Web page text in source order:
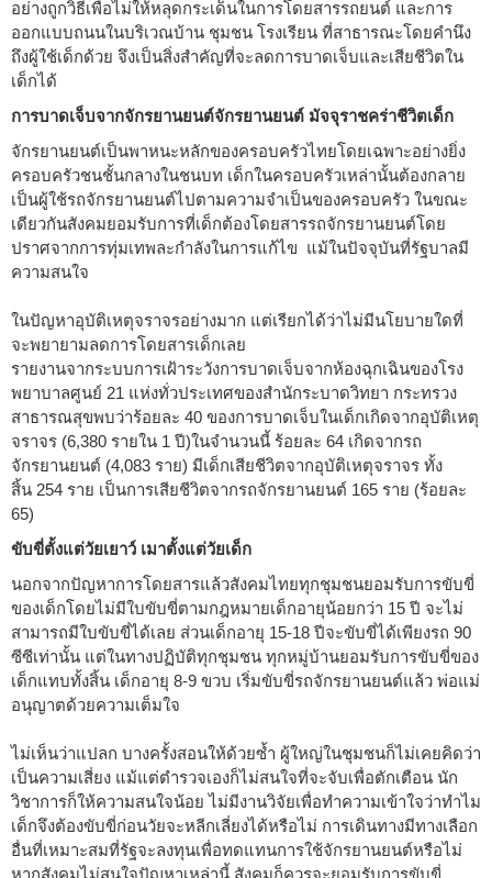
อย่างถูกวิธีเพื่อไม่ให้หลุดกระเด็นในการโดยสารรถยนต์ และการ
ออกแบบถนนในบริเวณบ้าน ชุมชน โรงเรียน ที่สาธารณะโดยคำนึง
ถึงผู้ใช้เด็กด้วย จึงเป็นสิ่งสำคัญที่จะลดการบาดเจ็บและเสียชีวิตใน
เด็กได้
การบาดเจ็บจากจักรยานยนต์จักรยานยนต์ มัจจุราชคร่าชีวิตเด็ก
จักรยานยนต์เป็นพาหนะหลักของครอบครัวไทยโดยเฉพาะอย่างยิ่ง
ครอบครัวชนชั้นกลางในชนบท เด็กในครอบครัวเหล่านั้นต้องกลาย
เป็นผู้ใช้รถจักรยานยนต์ไปตามความจำเป็นของครอบครัว ในขณะ
เดียวกันสังคมยอมรับการที่เด็กต้องโดยสารรถจักรยานยนต์โดย
ปราศจากการทุ่มเทพละกำลังในการแก้ไข แม้ในปัจจุบันที่รัฐบาลมี
ความสนใจ
ในปัญหาอุบัติเหตุจราจรอย่างมาก แต่เรียกได้ว่าไม่มีนโยบายใดที่
จะพยายามลดการโดยสารเด็กเลย
รายงานจากระบบการเฝ้าระวังการบาดเจ็บจากห้องฉุกเฉินของโรง
พยาบาลศูนย์ 21 แห่งทั่วประเทศของสำนักระบาดวิทยา กระทรวง
สาธารณสุขพบว่าร้อยละ 40 ของการบาดเจ็บในเด็กเกิดจากอุบัติเหตุ
จราจร (6,380 รายใน 1 ปี)ในจำนวนนี้ ร้อยละ 64 เกิดจากรถ
จักรยานยนต์ (4,083 ราย) มีเด็กเสียชีวิตจากอุบัติเหตุจราจร ทั้ง
สิ้น 254 ราย เป็นการเสียชีวิตจากรถจักรยานยนต์ 165 ราย (ร้อยละ
65)
ขับขี่ตั้งแต่วัยเยาว์ เมาตั้งแต่วัยเด็ก
นอกจากปัญหาการโดยสารแล้วสังคมไทยทุกชุมชนยอมรับการขับขี่
ของเด็กโดยไม่มีใบขับขี่ตามกฎหมายเด็กอายุน้อยกว่า 15 ปี จะไม่
สามารถมีใบขับขี่ได้เลย ส่วนเด็กอายุ 15-18 ปีจะขับขี่ได้เพียงรถ 90
ซีซีเท่านั้น แต่ในทางปฏิบัติทุกชุมชน ทุกหมู่บ้านยอมรับการขับขี่ของ
เด็กแทบทั้งสิ้น เด็กอายุ 8-9 ขวบ เริ่มขับขี่รถจักรยานยนต์แล้ว พ่อแม่
อนุญาตด้วยความเต็มใจ
ไม่เห็นว่าแปลก บางครั้งสอนให้ด้วยซ้ำ ผู้ใหญ่ในชุมชนก็ไม่เคยคิดว่า
เป็นความเสี่ยง แม้แต่ตำรวจเองก็ไม่สนใจที่จะจับเพื่อตักเตือน นัก
วิชาการก็ให้ความสนใจน้อย ไม่มีงานวิจัยเพื่อทำความเข้าใจว่าทำไม
เด็กจึงต้องขับขี่ก่อนวัยจะหลีกเลี่ยงได้หรือไม่ การเดินทางมีทางเลือก
อื่นที่เหมาะสมที่รัฐจะลงทุนเพื่อทดแทนการใช้จักรยานยนต์หรือไม่
หากสังคมไม่สนใจปัญหาเหล่านี้ สังคมก็ควรจะยอมรับการขับขี่